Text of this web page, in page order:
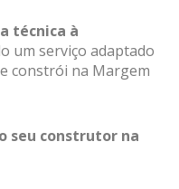
técnica à
um serviço adaptado
constrói na Margem
seu construtor na